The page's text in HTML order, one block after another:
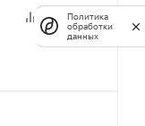
Политика
обработки
данных